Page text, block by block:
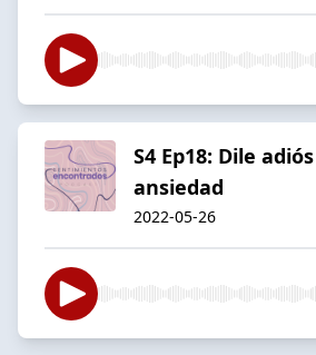
S4 Ep18: Dile
ansiedad
2022-05-26